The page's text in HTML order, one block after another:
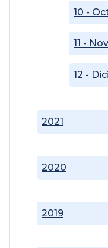
2019
2020
2021
10 -
11 -
12 -